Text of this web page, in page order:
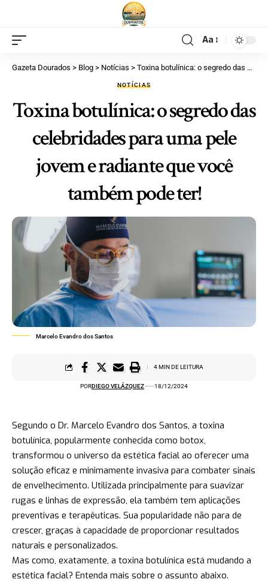
Aa
Gazeta Dourados > Blog > Notícias > Toxina botulínica: o segredo das celebridades para uma pele jovem e radiante que você também pode ter!
NOTÍCIAS
Toxina botulínica: o segredo das
celebridades para uma pele
jovem e radiante que você
também pode ter!
Marcelo Evandro dos Santos
PORDIEGO VELÁZQUEZ 18/12/2024
4 MIN DE LEITURA
Segundo o Dr. Marcelo Evandro dos Santos, a toxina
botulínica, popularmente conhecida como botox,
transformou o universo da estética facial ao oferecer uma
solução eficaz e minimamente invasiva para combater sinais
de envelhecimento. Utilizada principalmente para suavizar
rugas e linhas de expressão, ela também tem aplicações
preventivas e terapêuticas. Sua popularidade não para de
crescer, graças à capacidade de proporcionar resultados
naturais e personalizados.
Mas como, exatamente, a toxina botulínica está mudando a
estética facial? Entenda mais sobre o assunto abaixo.